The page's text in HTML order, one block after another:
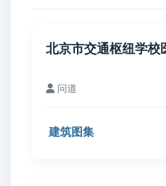
北京市交通枢纽学校
问道
建筑图集